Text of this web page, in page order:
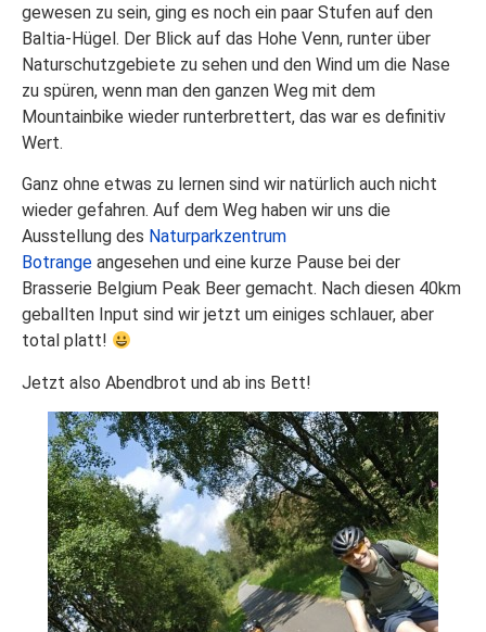
gewesen zu sein, ging es noch ein paar Stufen auf den
Baltia-Hügel. Der Blick auf das Hohe Venn, runter über
Naturschutzgebiete zu sehen und den Wind um die Nase
zu spüren, wenn man den ganzen Weg mit dem
Mountainbike wieder runterbrettert, das war es definitiv
Wert.
Ganz ohne etwas zu lernen sind wir natürlich auch nicht
wieder gefahren. Auf dem Weg haben wir uns die
Ausstellung des Naturparkzentrum
Botrange angesehen und eine kurze Pause bei der
Brasserie Belgium Peak Beer gemacht. Nach diesen 40km
geballten Input sind wir jetzt um einiges schlauer, aber
total platt!
Jetzt also Abendbrot und ab ins Bett!